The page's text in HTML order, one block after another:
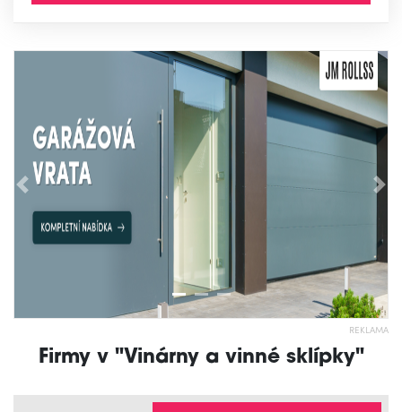
Předchozí
REKLAMA
Firmy v "Vinárny a vinné sklípky"